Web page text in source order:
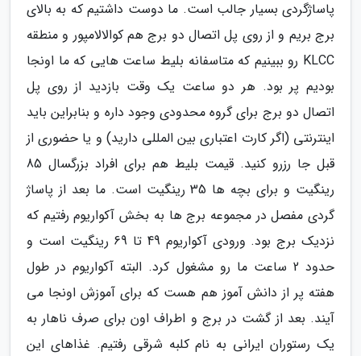
پاساژگردی بسیار جالب است. ما دوست داشتیم که به بالای
برج بریم و از روی پل اتصال دو برج هم کوالالامپور و منطقه
KLCC رو ببینیم که متاسفانه بلیط ساعت هایی که ما اونجا
بودیم پر بود. هر دو ساعت یک وقت بازدید از روی پل
اتصال دو برج برای گروه محدودی وجود داره و بنابراین باید
اینترنتی (اگر کارت اعتباری بین المللی دارید) و یا حضوری از
قبل جا رزرو کنید. قیمت بلیط هم برای افراد بزرگسال 85
رینگیت و برای بچه ها 35 رینگیت است. ما بعد از پاساژ
گردی مفصل در مجموعه برج ها به بخش آکواریوم رفتیم که
نزدیک برج بود. ورودی آکواریوم 49 تا 69 رینگیت است و
حدود 2 ساعت ما رو مشغول کرد. البته آکواریوم در طول
هفته پر از دانش آموز هم هست که برای آموزش اونجا می
آیند. بعد از گشت در برج و اطراف اون برای صرف ناهار به
یک رستوران ایرانی به نام کلبه شرقی رفتیم. غذاهای این